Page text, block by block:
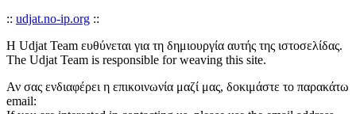
:: udjat.no-ip.org ::
Η Udjat Team ευθύνεται για τη δημιουργία αυτής της ιστοσελίδας.
The Udjat Team is responsible for weaving this site.
Αν σας ενδιαφέρει η επικοινωνία μαζί μας, δοκιμάστε το παρακάτω
email: